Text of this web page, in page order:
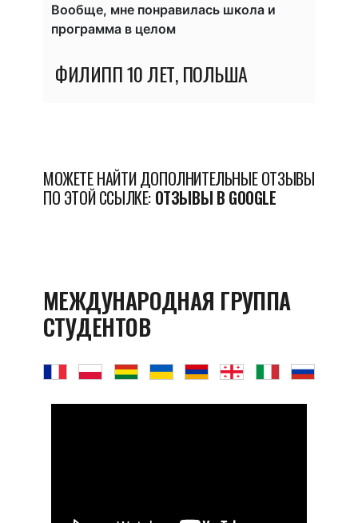
Вообще, мне понравилась школа и
программа в целом
ФИЛИПП10 ЛЕТ, ПОЛЬША
МОЖЕТЕ НАЙТИ ДОПОЛНИТЕЛЬНЫЕ ОТЗЫВЫ
ПО ЭТОЙ ССЫЛКЕ: ОТЗЫВЫ В GOOGLE
МЕЖДУНАРОДНАЯ ГРУППА
СТУДЕНТОВ